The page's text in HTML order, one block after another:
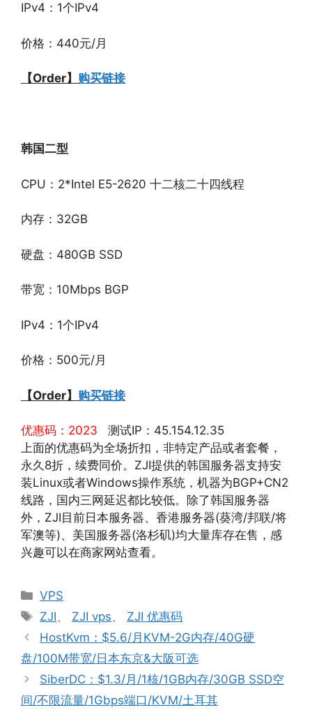
IPv4：1个IPv4
价格：440元/月
【Order】 购买链接
韩国二型
CPU：2*Intel E5-2620 十二核二十四线程
内存：32GB
硬盘：480GB SSD
带宽：10Mbps BGP
IPv4：1个IPv4
价格：500元/月
【Order】 购买链接
优惠码：2023 测试IP：45.154.12.35
上面的优惠码为全场折扣，非特定产品或者套餐，
永久8折，续费同价。ZJI提供的韩国服务器支持安
装Linux或者Windows操作系统，机器为BGP+CN2
线路，国内三网延迟都比较低。除了韩国服务器
外，ZJI目前日本服务器、香港服务器(葵湾/邦联/将
军澳等)、美国服务器(洛杉矶)均大量库存在售，感
兴趣可以在商家网站查看。
分
类
VPS
标
签
ZJI、 ZJI vps、 ZJI 优惠码
HostKvm：$5.6/月KVM-2G内存/40G硬
盘/100M带宽/日本东京&大阪可选
SiberDC：$1.3/月/1核/1GB内存/30GB SSD空
间/不限流量/1Gbps端口/KVM/土耳其